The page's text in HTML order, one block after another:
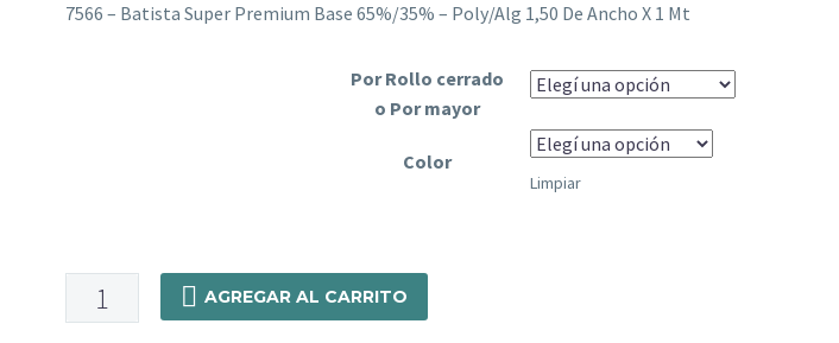
ARS$5.516,90
through
ARS$7.723,66
7566 – Batista Super Premium Base 65%/35% – Poly/Alg 1,50 De Ancho X 1 Mt
Por Rollo cerrado
o Por mayor
Color
Limpiar
7566
-
AGREGAR AL CARRITO